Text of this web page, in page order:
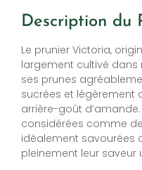
Description du
Le prunier Victoria,
largement cultivé dans
ses prunes
sucrées et légèrement
arrière-goût
considérées comme
idéalement savourées
pleinement leur saveur